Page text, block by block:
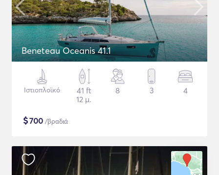
Beneteau Oceanis 41.1
Ιστιοπλοϊκό
41 ft
12 μ.
8 3 4
$700 /βραδιά